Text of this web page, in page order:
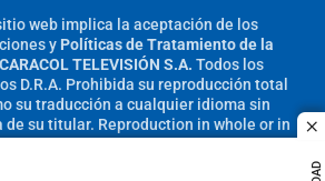
web implica la aceptación de los
y Políticas de Tratamiento de la
CARACOL TELEVISIÓN S.A. Todos los
D.R.A. Prohibida su reproducción total
su traducción a cualquier idioma sin
su titular. Reproduction in whole or in